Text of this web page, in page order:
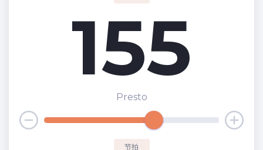
155
Presto
节拍